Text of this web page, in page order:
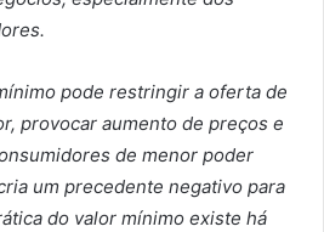
pode restringir a oferta de
provocar aumento de preços e
de menor poder
um precedente negativo para
do valor mínimo existe há